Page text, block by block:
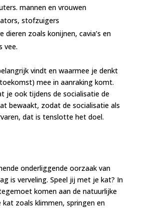
mannen en vrouwen
stofzuigers
dieren zoals konijnen, cavia’s en
vee.
vindt en waarmee je denkt
mee in aanraking komt.
je ook tijdens de socialisatie de
bewaakt, zodat de socialisatie als
dat is tenslotte het doel.
onderliggende oorzaak van
is verveling. Speel jij met je kat? In
komen aan de natuurlijke
zoals klimmen, springen en